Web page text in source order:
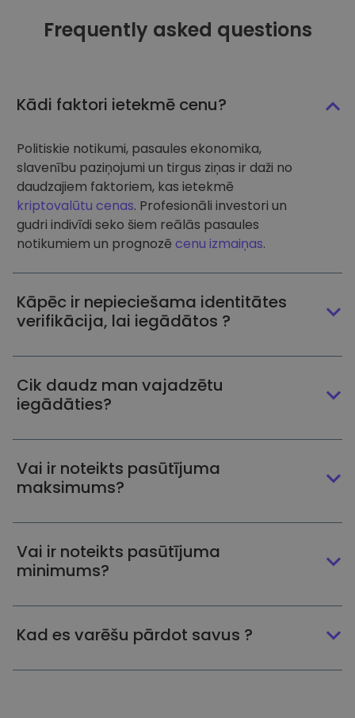
Frequently asked questions
Kādi faktori ietekmē cenu?
Politiskie notikumi, pasaules ekonomika,
slavenību paziņojumi un tirgus ziņas ir daži no
daudzajiem faktoriem, kas ietekmē
kriptovalūtu cenas. Profesionāli investori un
gudri indivīdi seko šiem reālās pasaules
notikumiem un prognozē cenu izmaiņas.
Kāpēc ir nepieciešama identitātes
verifikācija, lai iegādātos ?
Cik daudz man vajadzētu
iegādāties?
Vai ir noteikts pasūtījuma
maksimums?
Vai ir noteikts pasūtījuma
minimums?
Kad es varēšu pārdot savus ?